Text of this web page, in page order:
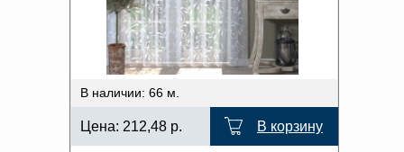
В наличии: 66 м.
Цена: 212,48 р. В корзину